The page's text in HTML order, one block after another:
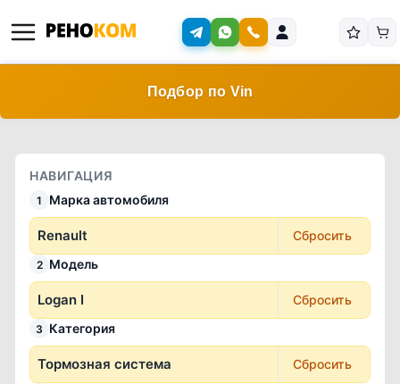
Подбор по Vin
НАВИГАЦИЯ
1 Марка автомобиля
Renault Сбросить
2 Модель
Logan I Сбросить
3 Категория
Тормозная система Сбросить